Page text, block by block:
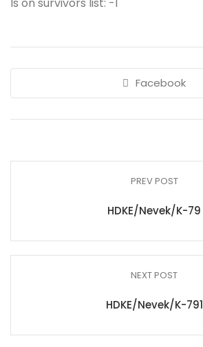
Facebook
PREV POST
HDKE/Nevek/K-79
NEXT POST
HDKE/Nevek/K-791